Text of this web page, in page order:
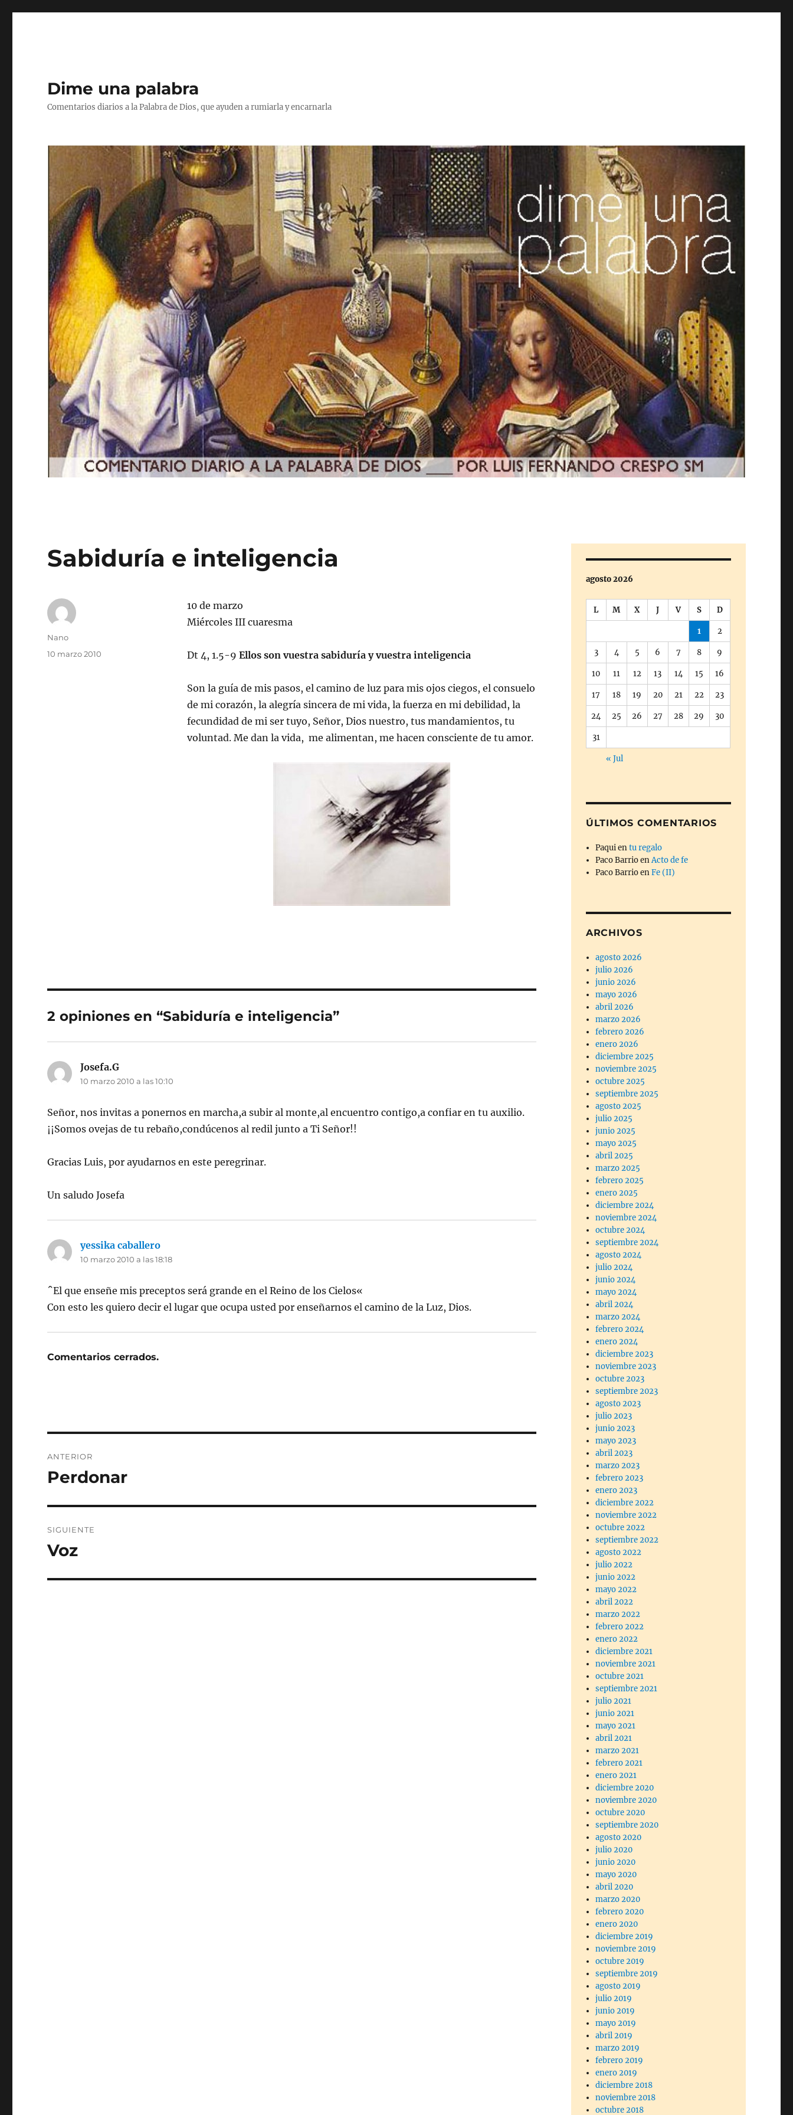
Dime una palabra
Comentarios diarios a la Palabra de Dios, que ayuden a rumiarla y encarnarla
Sabiduría e inteligencia
10 de marzo
Miércoles III cuaresma
Dt 4, 1.5-9 Ellos son vuestra sabiduría y vuestra inteligencia
Son la guía de mis pasos, el camino de luz para mis ojos ciegos, el consuelo
de mi corazón, la alegría sincera de mi vida, la fuerza en mi debilidad, la
fecundidad de mi ser tuyo, Señor, Dios nuestro, tus mandamientos, tu
voluntad. Me dan la vida, me alimentan, me hacen consciente de tu amor.
Autor
Nano
Publicado
10 marzo 2010
2 opiniones en “Sabiduría e inteligencia”
Josefa.G
10 marzo 2010 a las 10:10
Señor, nos invitas a ponernos en marcha,a subir al monte,al encuentro contigo,a confiar en tu auxilio.
¡¡Somos ovejas de tu rebaño,condúcenos al redil junto a Ti Señor!!
Gracias Luis, por ayudarnos en este peregrinar.
Un saludo Josefa
yessika caballero
10 marzo 2010 a las 18:18
´`El que enseñe mis preceptos será grande en el Reino de los Cielos«
Con esto les quiero decir el lugar que ocupa usted por enseñarnos el camino de la Luz, Dios.
Comentarios cerrados.
de
ANTERIOR
Entrada
Perdonar
SIGUIENTE
Entrada
Voz
agosto 2026
L M X J V S D
1 2
3 4 5 6 7 8 9
10 11 12 13 14 15 16
17 18 19 20 21 22 23
24 25 26 27 28 29 30
31
« Jul
ÚLTIMOS COMENTARIOS
Paquientu regalo
Paco BarrioenActo de fe
Paco BarrioenFe (II)
ARCHIVOS
agosto 2026
julio 2026
junio 2026
mayo 2026
abril 2026
marzo 2026
febrero 2026
enero 2026
diciembre 2025
noviembre 2025
octubre 2025
septiembre 2025
agosto 2025
julio 2025
junio 2025
mayo 2025
abril 2025
marzo 2025
febrero 2025
enero 2025
diciembre 2024
noviembre 2024
octubre 2024
septiembre 2024
agosto 2024
julio 2024
junio 2024
mayo 2024
abril 2024
marzo 2024
febrero 2024
enero 2024
diciembre 2023
noviembre 2023
octubre 2023
septiembre 2023
agosto 2023
julio 2023
junio 2023
mayo 2023
abril 2023
marzo 2023
febrero 2023
enero 2023
diciembre 2022
noviembre 2022
octubre 2022
septiembre 2022
agosto 2022
julio 2022
junio 2022
mayo 2022
abril 2022
marzo 2022
febrero 2022
enero 2022
diciembre 2021
noviembre 2021
octubre 2021
septiembre 2021
julio 2021
junio 2021
mayo 2021
abril 2021
marzo 2021
febrero 2021
enero 2021
diciembre 2020
noviembre 2020
octubre 2020
septiembre 2020
agosto 2020
julio 2020
junio 2020
mayo 2020
abril 2020
marzo 2020
febrero 2020
enero 2020
diciembre 2019
noviembre 2019
octubre 2019
septiembre 2019
agosto 2019
julio 2019
junio 2019
mayo 2019
abril 2019
marzo 2019
febrero 2019
enero 2019
diciembre 2018
noviembre 2018
octubre 2018